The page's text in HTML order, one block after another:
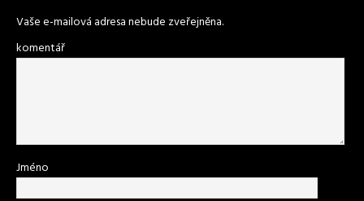
Vaše e-mailová adresa nebude zveřejněna.
komentář
Jméno